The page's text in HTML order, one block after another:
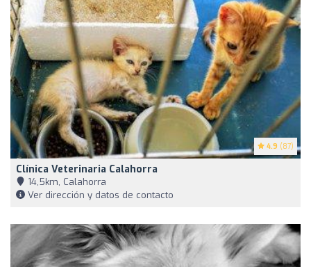
4.9 (87)
Clínica Veterinaria Calahorra
14,5km, Calahorra
Ver dirección y datos de contacto